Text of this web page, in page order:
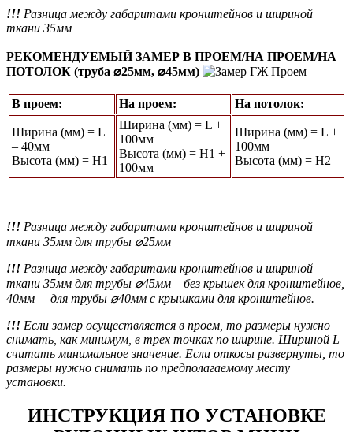
!!! Разница между габаритами кронштейнов и шириной
ткани 35мм
РЕКОМЕНДУЕМЫЙ ЗАМЕР В ПРОЕМ/НА ПРОЕМ/НА
ПОТОЛОК (труба ⌀25мм, ⌀45мм)
В проем: На проем: На потолок:
Ширина (мм) = L
– 40мм
Высота (мм) = Н1
Ширина (мм) = L +
100мм
Высота (мм) = Н1 +
100мм
Ширина (мм) = L +
100мм
Высота (мм) = Н2
!!! Разница между габаритами кронштейнов и шириной
ткани 35мм для трубы ⌀25мм
!!! Разница между габаритами кронштейнов и шириной
ткани 35мм для трубы ⌀45мм – без крышек для кронштейнов,
40мм – для трубы ⌀40мм с крышками для кронштейнов.
!!! Если замер осуществляется в проем, то размеры нужно
снимать, как минимум, в трех точках по ширине. Шириной L
считать минимальное значение. Если откосы развернуты, то
размеры нужно снимать по предполагаемому месту
установки.
ИНСТРУКЦИЯ ПО УСТАНОВКЕ